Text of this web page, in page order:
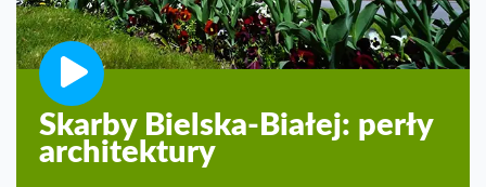
Skarby Bielska-Białej: perły
architektury